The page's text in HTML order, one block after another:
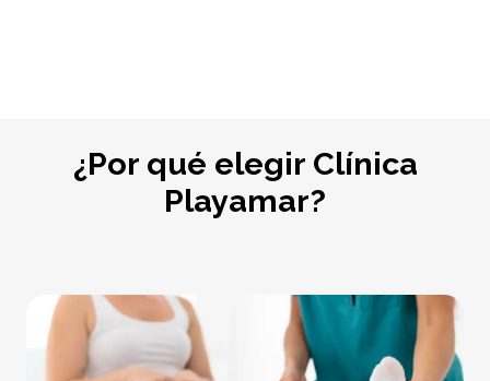
¿Por qué elegir Clínica
Playamar?